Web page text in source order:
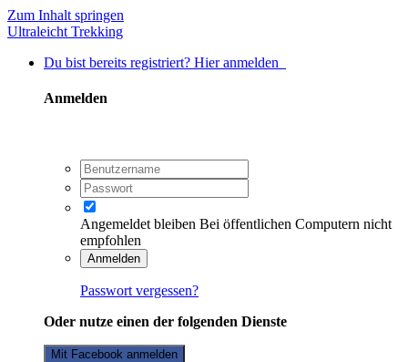
Zum Inhalt springen
Ultraleicht Trekking
Du bist bereits registriert? Hier anmelden
Anmelden
Angemeldet bleiben Bei öffentlichen Computern nicht
empfohlen
Anmelden
Passwort vergessen?
Oder nutze einen der folgenden Dienste
Mit Facebook anmelden